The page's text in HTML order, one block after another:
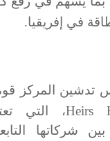
في إفريقيا.
تدشين المركز
Heirs، التي
بين شركاتها